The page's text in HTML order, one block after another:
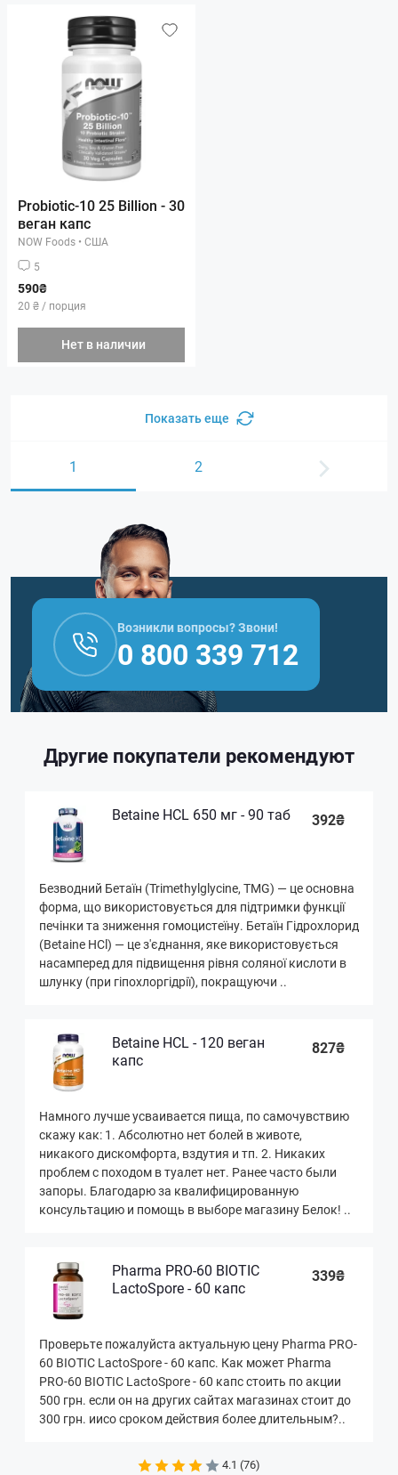
Probiotic-10 25 Billion - 30
веган капс
NOW Foods • США
5
590₴
20 ₴ / порция
Нет в наличии
Показать еще
1 2
Возникли вопросы? Звони!
0 800 339 712
Другие покупатели рекомендуют
Betaine HCL 650 мг - 90 таб 392₴
Безводний Бетаїн (Trimethylglycine, TMG) — це основна
форма, що використовується для підтримки функції
печінки та зниження гомоцистеїну. Бетаїн Гідрохлорид
(Betaine HCl) — це з'єднання, яке використовується
насамперед для підвищення рівня соляної кислоти в
шлунку (при гіпохлоргідрії), покращуючи ..
Betaine HCL - 120 веган
капс
827₴
Намного лучше усваивается пища, по самочувствию
скажу как: 1. Абсолютно нет болей в животе,
никакого дискомфорта, вздутия и тп. 2. Никаких
проблем с походом в туалет нет. Ранее часто были
запоры. Благодарю за квалифицированную
консультацию и помощь в выборе магазину Белок! ..
Pharma PRO-60 BIOTIC
LactoSpore - 60 капс
339₴
Проверьте пожалуйста актуальную цену Pharma PRO-
60 BIOTIC LactoSpore - 60 капс. Как может Pharma
PRO-60 BIOTIC LactoSpore - 60 капс стоить по акции
500 грн. если он на других сайтах магазинах стоит до
300 грн. иисо сроком действия более длительным?..
4.1 (76)